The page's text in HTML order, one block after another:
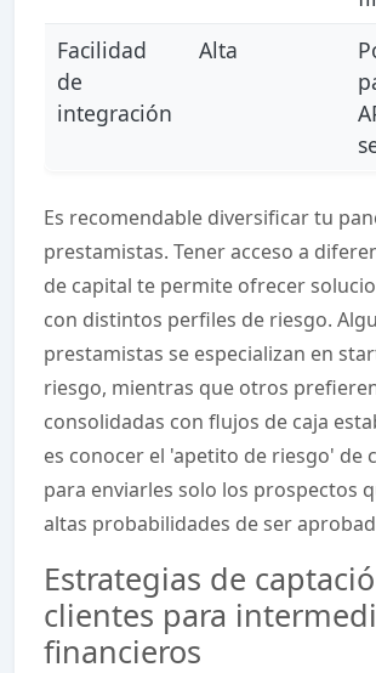
Facilidad
de
integración
Alta
Es recomendable diversificar tu
prestamistas. Tener acceso a
de capital te permite ofrecer
con distintos perfiles de riesgo.
prestamistas se especializan en
riesgo, mientras que otros
consolidadas con flujos de caja
es conocer el 'apetito de riesgo' de
para enviarles solo los prospectos
altas probabilidades de ser
Estrategias de
clientes para
financieros